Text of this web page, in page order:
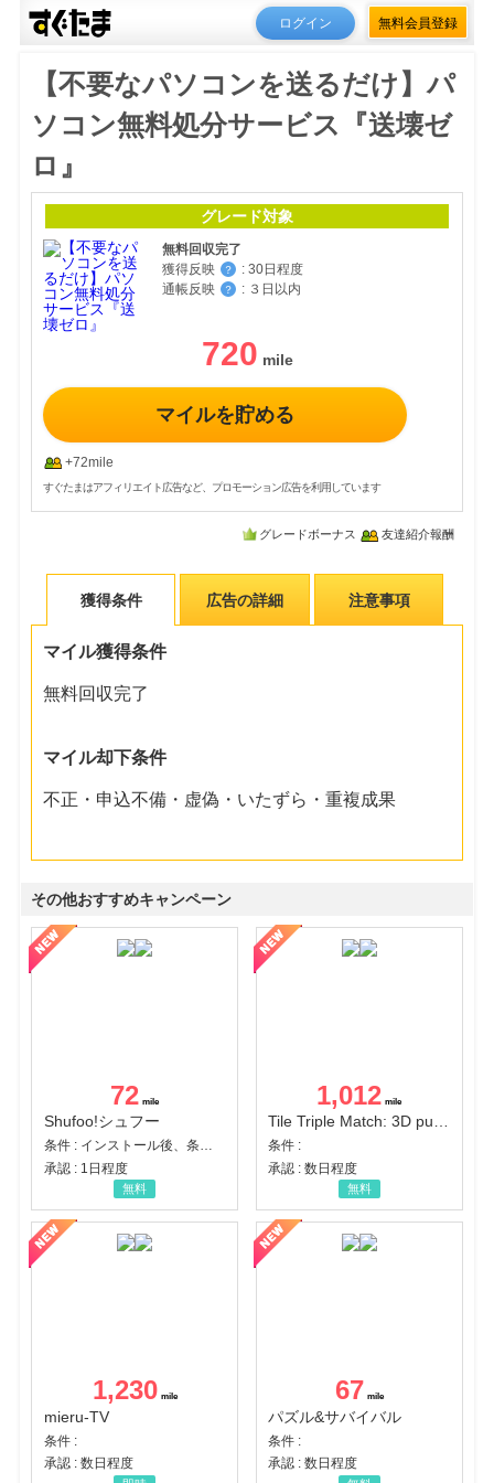
ログイン 無料会員登録
【不要なパソコンを送るだけ】パ
ソコン無料処分サービス『送壊ゼ
ロ』
グレード対象
無料回収完了
獲得反映
？ : 30日程度
通帳反映
？ : ３日以内
720
マイルを貯める
+72mile
すぐたまはアフィリエイト広告など、プロモーション広告を利用しています
グレードボーナス 友達紹介報酬
獲得条件 広告の詳細 注意事項
マイル獲得条件
無料回収完了
マイル却下条件
不正・申込不備・虚偽・いたずら・重複成果
その他おすすめキャンペーン
72
Shufoo!シュフー
条件 : インストール後、条件達成
承認 : 1日程度
無料
1,012
Tile Triple Match: 3D puzzle
条件 :
承認 : 数日程度
無料
1,230
mieru-TV
条件 :
承認 : 数日程度
67
パズル&サバイバル
条件 :
承認 : 数日程度